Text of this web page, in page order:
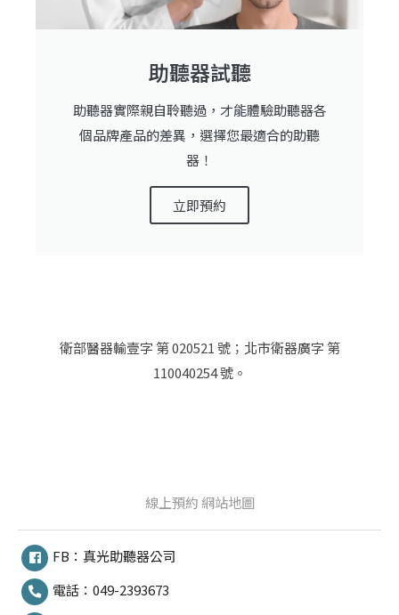
助聽器試聽
助聽器實際親自聆聽過，才能體驗助聽器各
個品牌產品的差異，選擇您最適合的助聽
器！
立即預約
衛部醫器輸壹字 第 020521 號；北市衛器廣字 第
110040254 號。
線上預約網站地圖
FB：真光助聽器公司
電話：049-2393673